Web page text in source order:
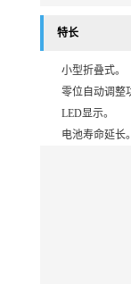
特长
小型折叠式。
零位自动调整功
LED显示。
电池寿命延长。